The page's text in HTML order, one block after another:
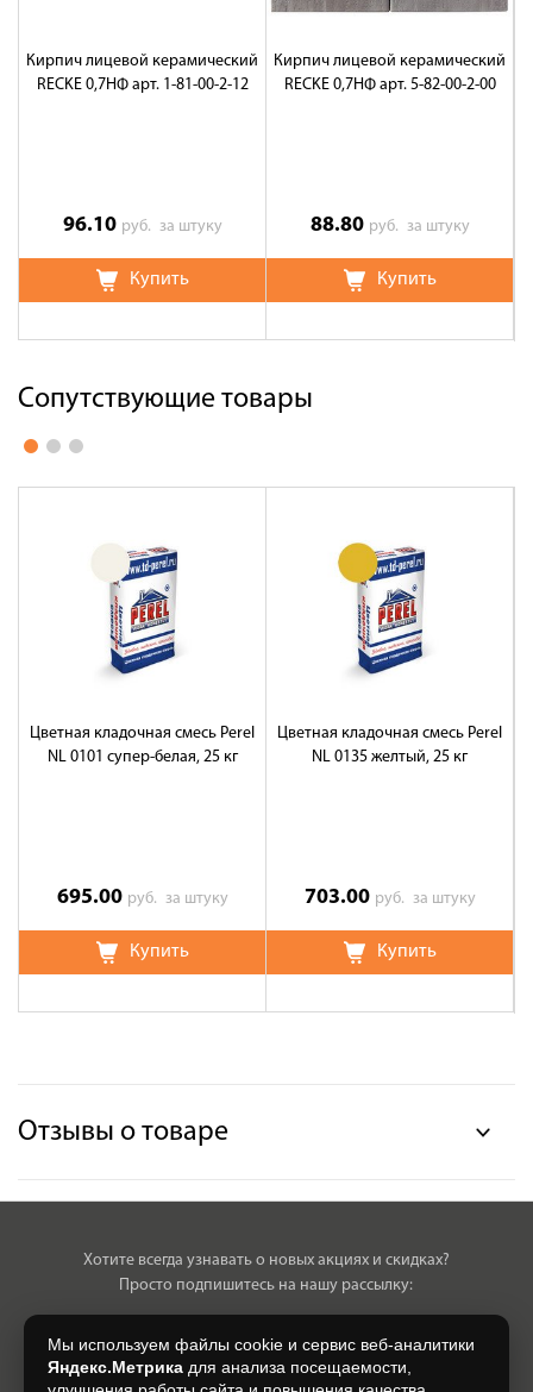
Кирпич лицевой керамический
RECKE 0,7НФ арт. 1-81-00-2-12
96.10 руб. за штуку
Купить
Кирпич лицевой керамический
RECKE 0,7НФ арт. 5-82-00-2-00
88.80 руб. за штуку
Купить
Сопутствующие товары
Цветная кладочная смесь Perel
NL 0101 супер-белая, 25 кг
695.00 руб. за штуку
Купить
Цветная кладочная смесь Perel
NL 0135 желтый, 25 кг
703.00 руб. за штуку
Купить
Отзывы о товаре
Хотите всегда узнавать о новых акциях и скидках?
Просто подпишитесь на нашу рассылку:
Мы используем файлы cookie и сервис веб-аналитики
Яндекс.Метрика для анализа посещаемости,